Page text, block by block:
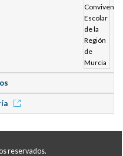
reservados.